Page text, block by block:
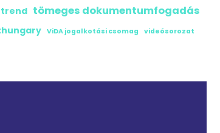
trend tömeges dokumentumfogadás
ViDA jogalkotási csomag videósorozat